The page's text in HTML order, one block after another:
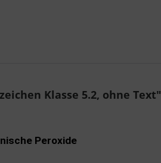
Klasse 5.2, ohne Text"
Peroxide